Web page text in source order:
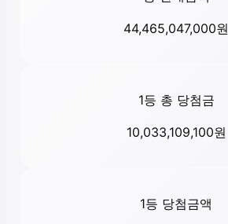
44,465,047,000원
1등 총 당첨금
10,033,109,100원
1등 당첨금액